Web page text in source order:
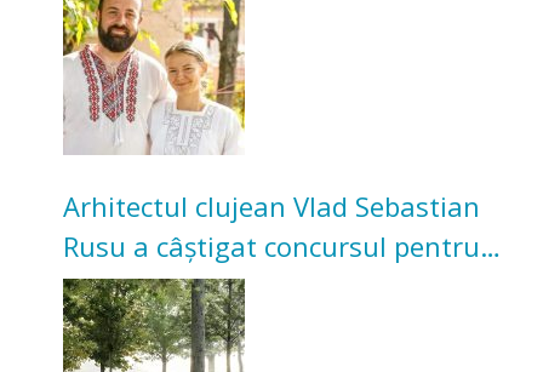
bunicilor
Arhitectul clujean Vlad Sebastian
Rusu a câștigat concursul pentru
transformarea Grădinii Casei
Universitarilor